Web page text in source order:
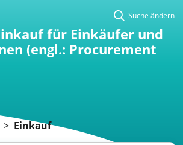
Suche ändern
für Einkäufer und
(engl.: Procurement
> Einkauf